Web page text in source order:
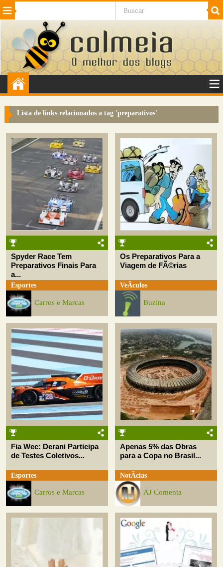
Beleza Cinema e TV
Internet Jogos NotÃ­cias SaÃºde
VeÃ­culos Adulto
Sugerir Link
Colmeia Exchange
Perguntas Frequentes
Contato
Lista de links relacionados a tag 'preparativos'
Spyder Race Tem
Preparativos Finais Para
a...
Esportes
Carros e Marcas
Os Preparativos Para a
Viagem de FÃ©rias
VeÃ­culos
Buzina
Fia Wec: Derani Participa
de Testes Coletivos...
Esportes
Carros e Marcas
Apenas 5% das Obras
para a Copa no Brasil...
NotÃ­cias
AJ Comenta